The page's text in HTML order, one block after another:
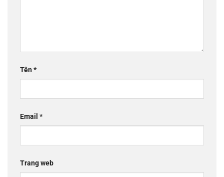
Tên*
Email *
Trang web